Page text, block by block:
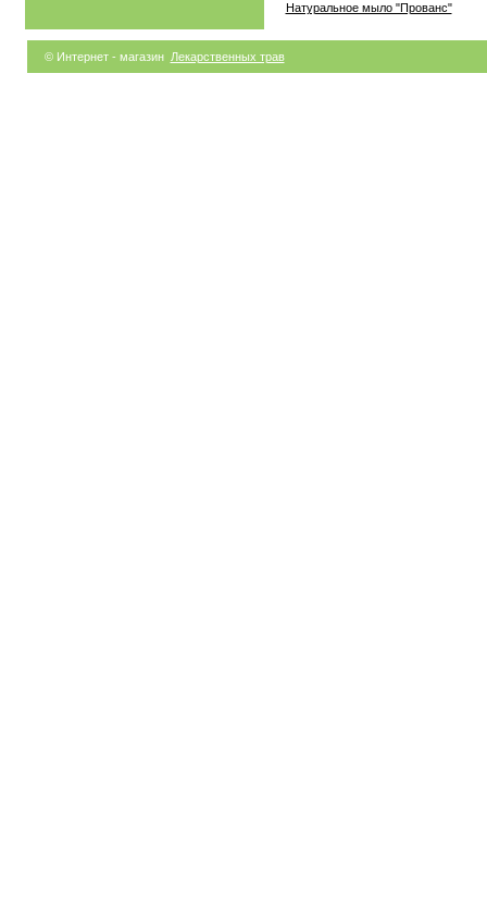
Натуральное мыло "Прованс"
© Интернет - магазин Лекарственных трав